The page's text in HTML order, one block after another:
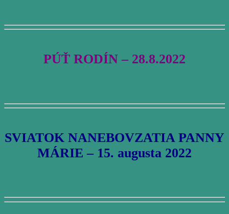
PÚŤ RODÍN – 28.8.2022
SVIATOK NANEBOVZATIA PANNY
MÁRIE – 15. augusta 2022